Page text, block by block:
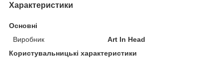
Характеристики
Основні
Виробник
Art In Head
Користувальницькі характеристики